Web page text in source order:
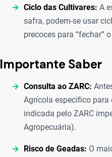
Ciclo das Cultivares: A
safra, podem-se usar
precoces para “fechar”
Importante Saber
Consulta ao ZARC:
Agrícola específico
indicada pelo ZARC
Agropecuária).
Risco de Geadas: O